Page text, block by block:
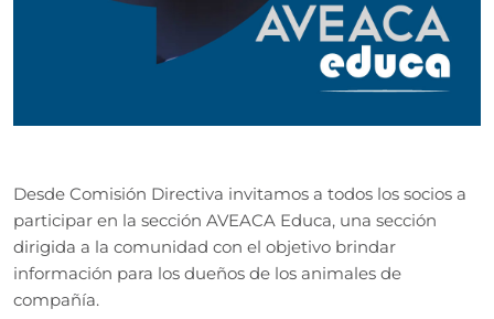
Desde Comisión Directiva invitamos a todos los socios a
participar en la sección AVEACA Educa, una sección
dirigida a la comunidad con el objetivo brindar
información para los dueños de los animales de
compañía.